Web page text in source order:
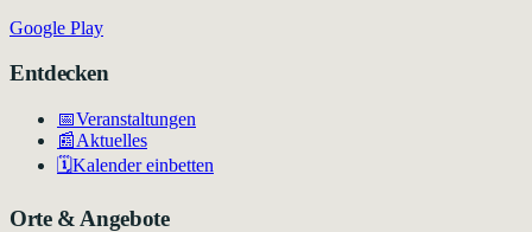
Google Play
Entdecken
📅Veranstaltungen
📰Aktuelles
🗓️Kalender einbetten
Orte & Angebote